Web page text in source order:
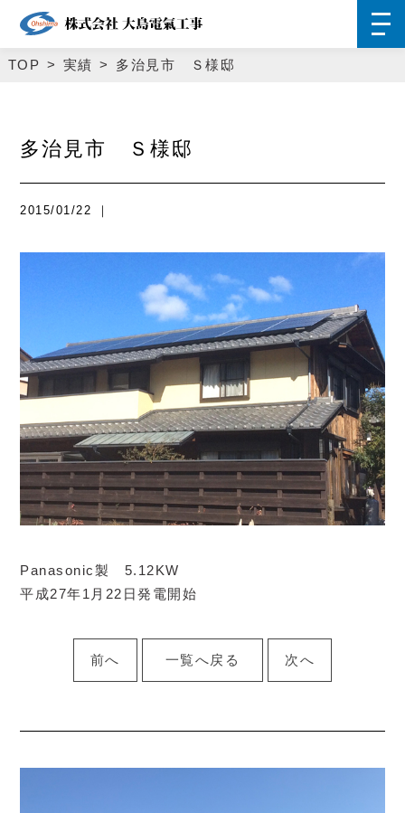
TOP 実績 多治見市 Ｓ様邸
多治見市 Ｓ様邸
2015/01/22 ｜
Panasonic製 5.12KW
平成27年1月22日発電開始
前へ 一覧へ戻る 次へ